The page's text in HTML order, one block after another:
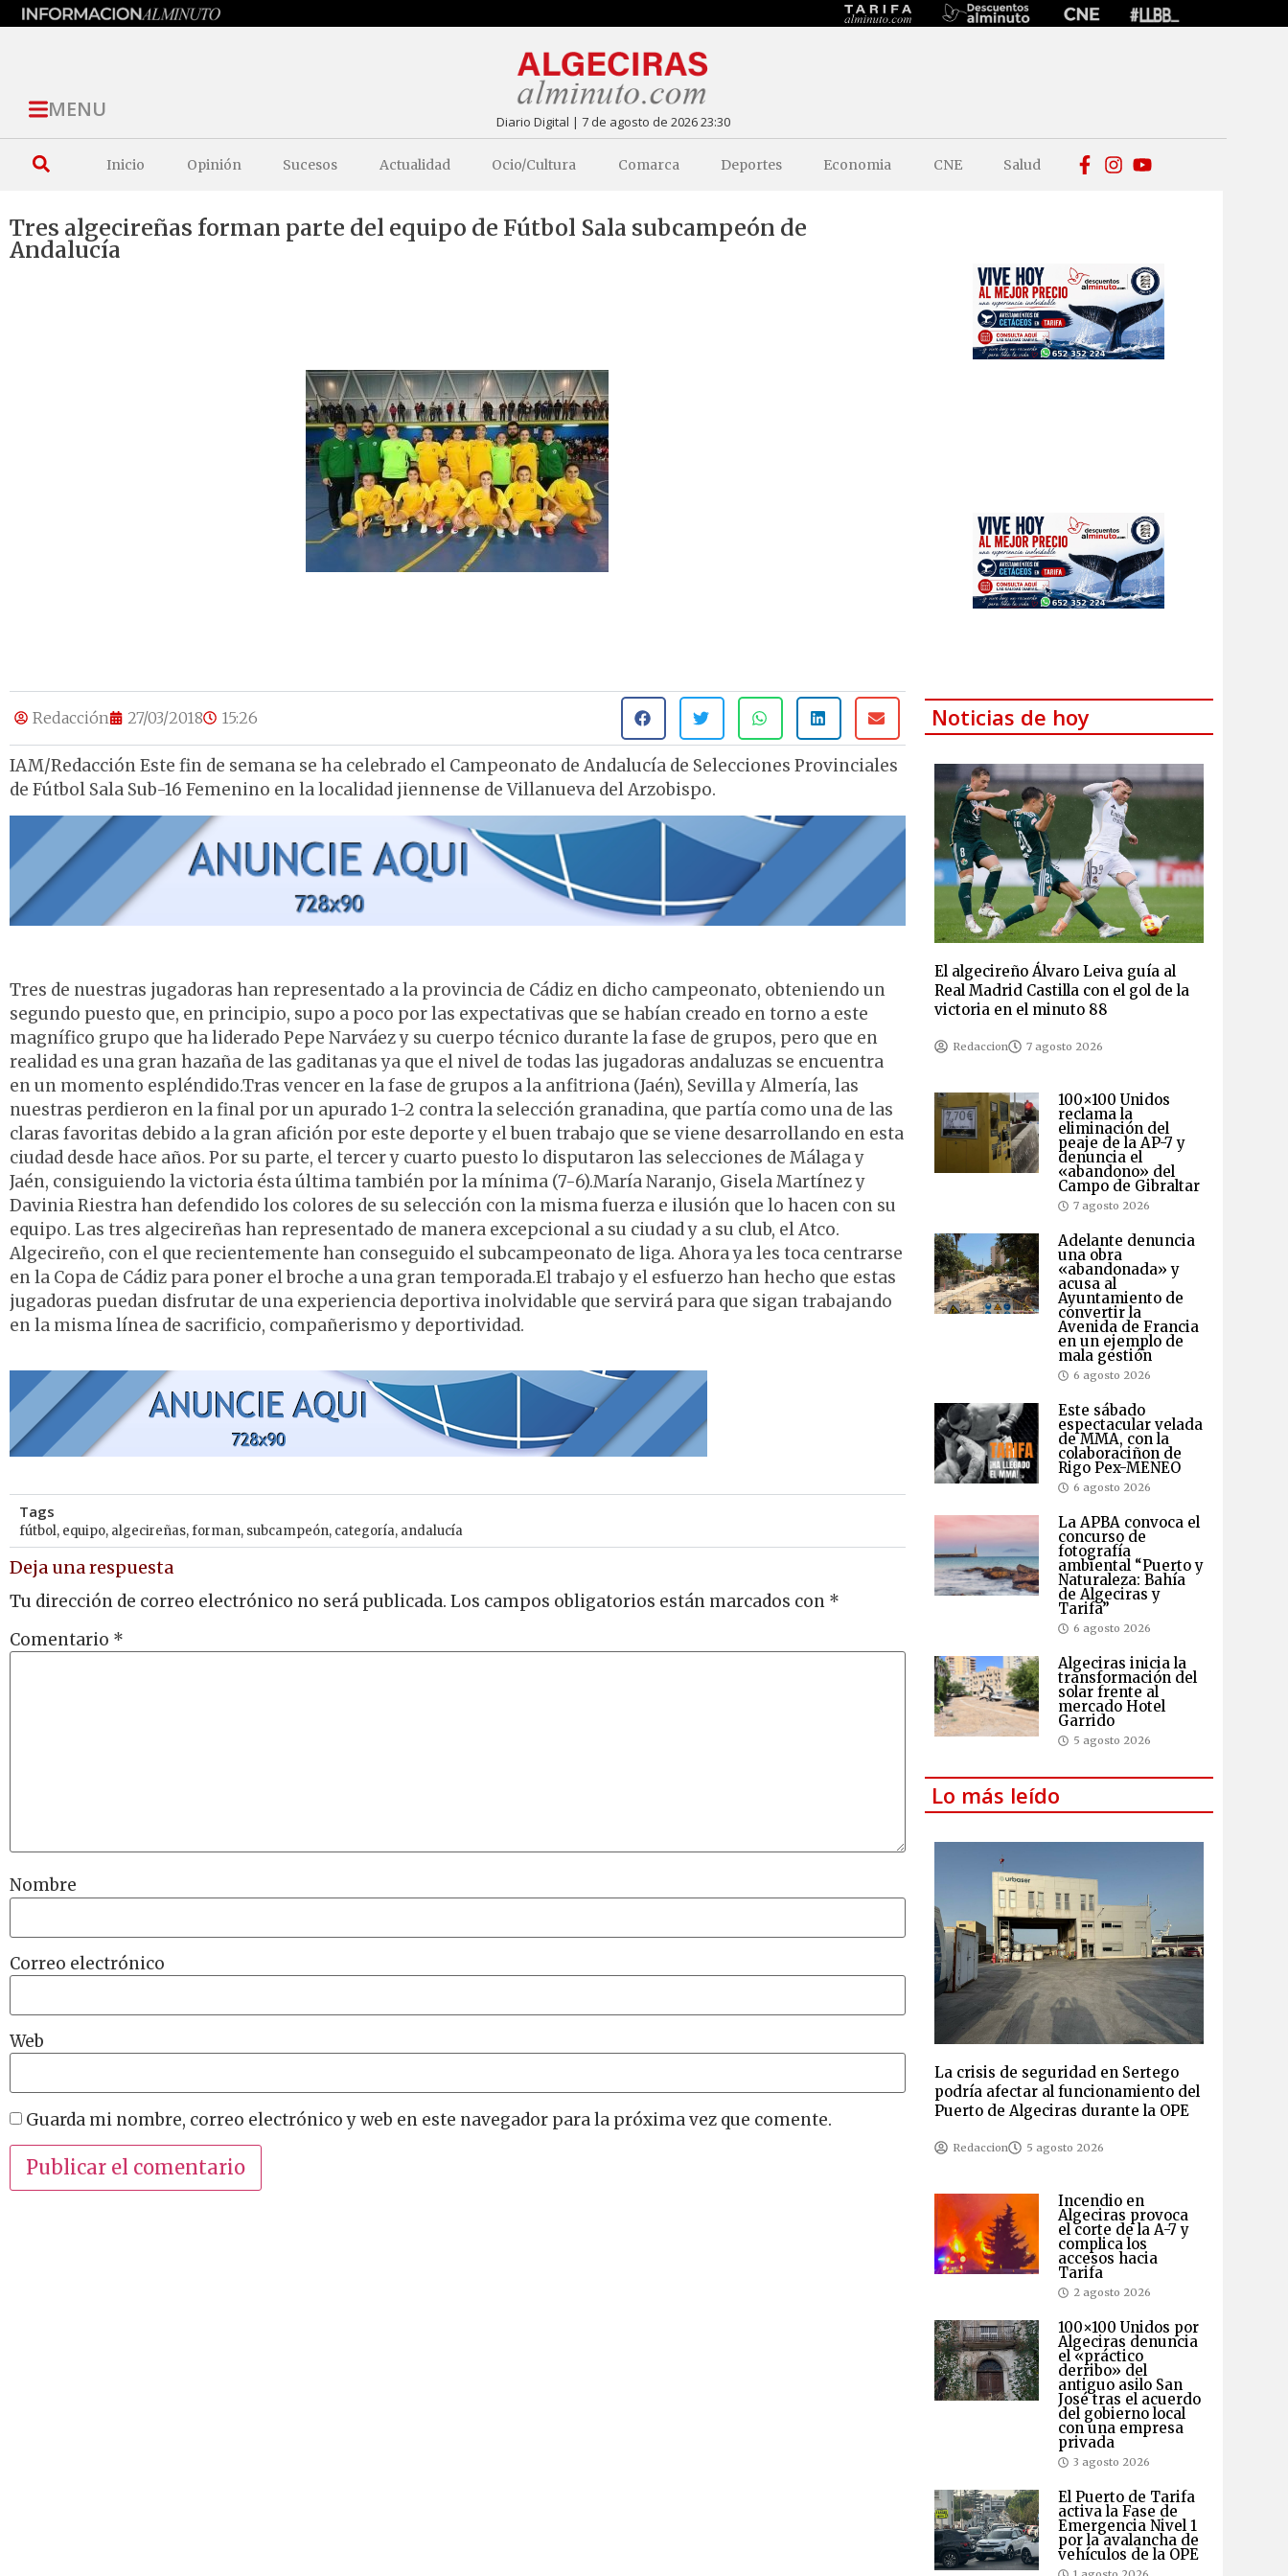
MENU Diario Digital | 7 de agosto de 2026 23:30
Inicio Opinión Sucesos Actualidad Ocio/Cultura Comarca Deportes Economia CNE Salud
Tres algecireñas forman parte del equipo de Fútbol Sala subcampeón de
Andalucía
Redacción 27/03/2018 15:26
IAM/Redacción Este fin de semana se ha celebrado el Campeonato de Andalucía de Selecciones Provinciales
de Fútbol Sala Sub-16 Femenino en la localidad jiennense de Villanueva del Arzobispo.
Tres de nuestras jugadoras han representado a la provincia de Cádiz en dicho campeonato, obteniendo un
segundo puesto que, en principio, supo a poco por las expectativas que se habían creado en torno a este
magnífico grupo que ha liderado Pepe Narváez y su cuerpo técnico durante la fase de grupos, pero que en
realidad es una gran hazaña de las gaditanas ya que el nivel de todas las jugadoras andaluzas se encuentra
en un momento espléndido.Tras vencer en la fase de grupos a la anfitriona (Jaén), Sevilla y Almería, las
nuestras perdieron en la final por un apurado 1-2 contra la selección granadina, que partía como una de las
claras favoritas debido a la gran afición por este deporte y el buen trabajo que se viene desarrollando en esta
ciudad desde hace años. Por su parte, el tercer y cuarto puesto lo disputaron las selecciones de Málaga y
Jaén, consiguiendo la victoria ésta última también por la mínima (7-6).María Naranjo, Gisela Martínez y
Davinia Riestra han defendido los colores de su selección con la misma fuerza e ilusión que lo hacen con su
equipo. Las tres algecireñas han representado de manera excepcional a su ciudad y a su club, el Atco.
Algecireño, con el que recientemente han conseguido el subcampeonato de liga. Ahora ya les toca centrarse
en la Copa de Cádiz para poner el broche a una gran temporada.El trabajo y el esfuerzo han hecho que estas
jugadoras puedan disfrutar de una experiencia deportiva inolvidable que servirá para que sigan trabajando
en la misma línea de sacrificio, compañerismo y deportividad.
Tags
fútbol, equipo, algecireñas,forman, subcampeón, categoría, andalucía
Deja una respuesta
Tu dirección de correo electrónico no será publicada. Los campos obligatorios están marcados con *
Comentario *
Nombre
Correo electrónico
Web
Guarda mi nombre, correo electrónico y web en este navegador para la próxima vez que comente.
Noticias de hoy
El algecireño Álvaro Leiva guía al
Real Madrid Castilla con el gol de la
victoria en el minuto 88
Redaccion 7 agosto 2026
100×100 Unidos
reclama la
eliminación del
peaje de la AP-7 y
denuncia el
«abandono» del
Campo de Gibraltar
7 agosto 2026
Adelante denuncia
una obra
«abandonada» y
acusa al
Ayuntamiento de
convertir la
Avenida de Francia
en un ejemplo de
mala gestión
6 agosto 2026
Este sábado
espectacular velada
de MMA, con la
colaboraciñon de
Rigo Pex-MENEO
6 agosto 2026
La APBA convoca el
concurso de
fotografía
ambiental “Puerto y
Naturaleza: Bahía
de Algeciras y
Tarifa”
6 agosto 2026
Algeciras inicia la
transformación del
solar frente al
mercado Hotel
Garrido
5 agosto 2026
Lo más leído
La crisis de seguridad en Sertego
podría afectar al funcionamiento del
Puerto de Algeciras durante la OPE
Redaccion 5 agosto 2026
Incendio en
Algeciras provoca
el corte de la A-7 y
complica los
accesos hacia
Tarifa
2 agosto 2026
100×100 Unidos por
Algeciras denuncia
el «práctico
derribo» del
antiguo asilo San
José tras el acuerdo
del gobierno local
con una empresa
privada
3 agosto 2026
El Puerto de Tarifa
activa la Fase de
Emergencia Nivel 1
por la avalancha de
vehículos de la OPE